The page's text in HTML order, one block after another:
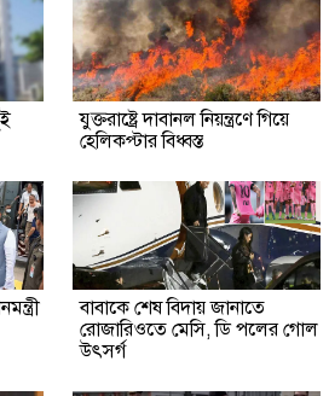
যুক্তরাষ্ট্রে দাবানল নিয়ন্ত্রণে গিয়ে
হেলিকপ্টার বিধ্বস্ত
বাবাকে শেষ বিদায় জানাতে
রোজারিওতে মেসি, ডি পলের গোল
উৎসর্গ